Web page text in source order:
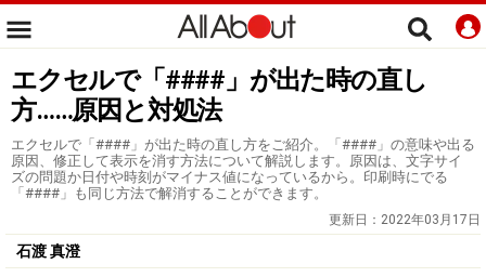
エクセルで「####」が出た時の直し
方……原因と対処法
エクセルで「####」が出た時の直し方をご紹介。「####」の意味や出る
原因、修正して表示を消す方法について解説します。原因は、文字サイ
ズの問題か日付や時刻がマイナス値になっているから。印刷時にでる
「####」も同じ方法で解消することができます。
更新日： 2022年03月17日
石渡 真澄